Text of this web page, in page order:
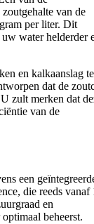
van de
per liter. Dit
water helderder
en kalkaanslag te
dat de
zult merken dat
van de
een
die reeds vanaf
en
beheerst.